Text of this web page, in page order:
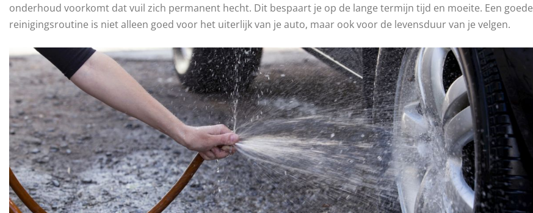
onderhoud voorkomt dat vuil zich permanent hecht. Dit bespaart je op de lange termijn tijd en moeite. Een goede
reinigingsroutine is niet alleen goed voor het uiterlijk van je auto, maar ook voor de levensduur van je velgen.